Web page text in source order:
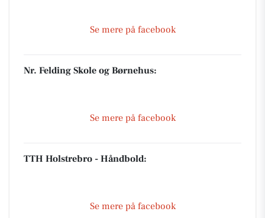
Se mere på facebook
Nr. Felding Skole og Børnehus:
Se mere på facebook
TTH Holstrebro - Håndbold:
Se mere på facebook